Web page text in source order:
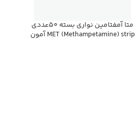
متا آمفتامين نواري بسته 50عددي
MET (Methampetamine) strip آمون